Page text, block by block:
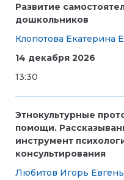
Развитие
дошкольников
Клопотова Екатерина
14 декабря 2026
13:30
Этнокультурные
помощи.
инструмент
консультирования
Любитов Игорь